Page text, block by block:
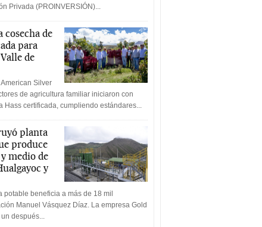
Privada (PROINVERSIÓN)...
de
para
de
Silver
de agricultura familiar iniciaron con
Hass certificada, cumpliendo estándares...
planta
produce
medio de
y
potable beneficia a más de 18 mil
Manuel Vásquez Díaz. La empresa Gold
después...